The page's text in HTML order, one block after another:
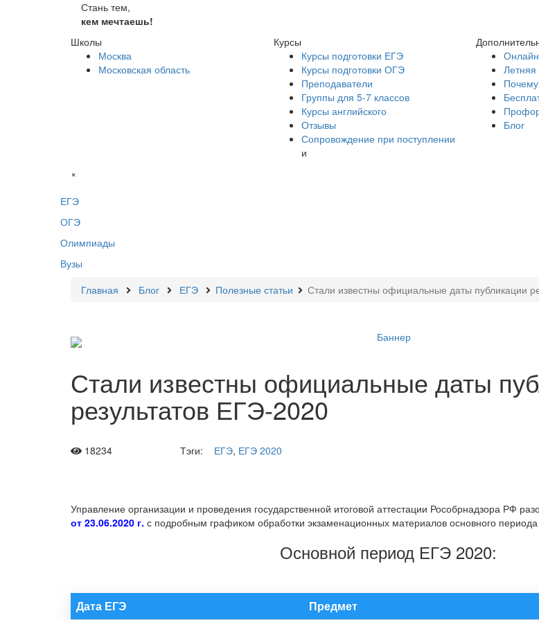
Стань тем,
кем мечтаешь!
Школы
Москва
Московская область
Курсы
Курсы подготовки ЕГЭ
Курсы подготовки ОГЭ
Преподаватели
Группы для 5-7 классов
Курсы английского
Отзывы
Сопровождение при поступлении
и
Блог
×
ЕГЭ
ОГЭ
Олимпиады
Вузы
Главная
Блог ЕГЭ Полезные статьи Стали известны официальные даты публикации
Стали известны официальные даты
результатов ЕГЭ-2020
18234 Тэги: ЕГЭ, ЕГЭ 2020
Управление организации и проведения государственной итоговой аттестации Рособрнадзора РФ
от 23.06.2020 г. с подробным графиком обработки экзаменационных материалов основного
Основной период ЕГЭ 2020:
Дата ЕГЭ Предмет